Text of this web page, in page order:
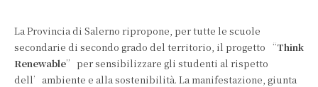
La Provincia di Salerno ripropone, per tutte le scuole
secondarie di secondo grado del territorio, il progetto “Think
Renewable” per sensibilizzare gli studenti al rispetto
dell’ambiente e alla sostenibilità. La manifestazione, giunta